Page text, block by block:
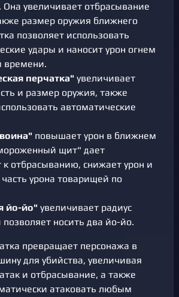
Она увеличивает отбрасывание
размер оружия ближнего
позволяет использовать
удары и наносит урон огнем
времени.
перчатка" увеличивает
и размер оружия, также
автоматические
повышает урон в ближнем
щит" дает
отбрасыванию, снижает урон и
урона товарищей по
йо-йо" увеличивает радиус
позволяет носить два йо-йо.
превращает персонажа в
для убийства, увеличивая
и отбрасывание, а также
атаковать любым